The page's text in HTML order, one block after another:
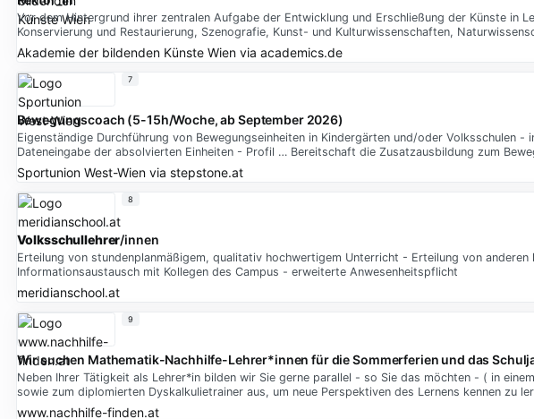
Vor dem Hintergrund ihrer zentralen Aufgabe der Entwicklung und Erschließung der Künste in
Konservierung und Restaurierung, Szenografie, Kunst- und Kulturwissenschaften,
Akademie der bildenden Künste Wienvia academics.de
Bewegungscoach (5-15h/Woche, ab September 2026)
Eigenständige Durchführung von Bewegungseinheiten in Kindergärten und/oder Volksschulen
Dateneingabe der absolvierten Einheiten - Profil … Bereitschaft die Zusatzausbildung zum
Sportunion West-Wienvia stepstone.at
7
Volksschullehrer/innen
Erteilung von stundenplanmäßigem, qualitativ hochwertigem Unterricht - Erteilung von
Informationsaustausch mit Kollegen des Campus - erweiterte Anwesenheitspflicht
meridianschool.at
8
Wir suchen Mathematik-Nachhilfe-Lehrer*innen für die Sommerferien und das
Neben Ihrer Tätigkeit als Lehrer*in bilden wir Sie gerne parallel - so Sie das möchten - ( in
sowie zum diplomierten Dyskalkulietrainer aus, um neue Perspektiven des Lernens kennen zu
www.nachhilfe-finden.at
9